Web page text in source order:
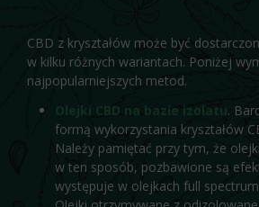
CBD z kryształów może być
w kilku różnych wariantach. Poniżej
najpopularniejszych metod.
Olejki CBD na bazie izolatu.
formą wykorzystania kryształów
Należy pamiętać przy tym, że
w ten sposób, pozbawione są
występuje w olejkach full spectrum